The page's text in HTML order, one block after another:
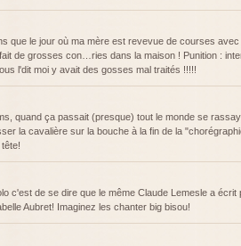
que le jour où ma mère est revevue de courses
de grosses con…ries dans la maison ! Punition :
l'dit moi y avait des gosses mal traités !!!!!
quand ça passait (presque) tout le monde se
la cavalière sur la bouche à la fin de la
c'est de se dire que le même Claude Lemesle a écrit
Aubret! Imaginez les chanter big bisou!